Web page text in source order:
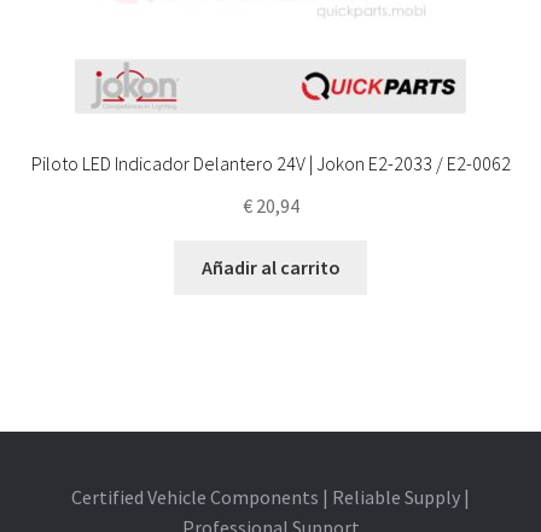
Piloto LED Indicador Delantero 24V | Jokon E2-2033 / E2-0062
€20,94
Añadir al carrito
Certified Vehicle Components | Reliable Supply |
Professional Support